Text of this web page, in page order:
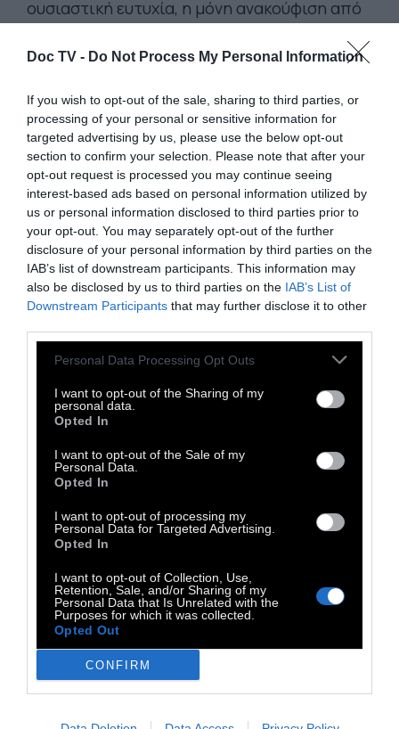
Doc TV - Do Not Process My Personal Information
If you wish to opt-out of the sale, sharing to third parties, or
processing of your personal or sensitive information for
targeted advertising by us, please use the below opt-out
section to confirm your selection. Please note that after your
opt-out request is processed you may continue seeing
interest-based ads based on personal information utilized by
us or personal information disclosed to third parties prior to
your opt-out. You may separately opt-out of the further
disclosure of your personal information by third parties on the
IAB’s list of downstream participants. This information may
also be disclosed by us to third parties on the IAB’s List of
Downstream Participants that may further disclose it to other
Personal Data Processing Opt Outs
I want to opt-out of the Sharing of my
personal data.
Opted In
I want to opt-out of the Sale of my
Personal Data.
Opted In
I want to opt-out of processing my
Personal Data for Targeted Advertising.
Opted In
I want to opt-out of Collection, Use,
Retention, Sale, and/or Sharing of my
Personal Data that Is Unrelated with the
Purposes for which it was collected.
Opted Out
CONFIRM
ουσιαστική ευτυχία, η μόνη ανακούφιση από
τη μέθη. Αλλά αυτό είναι σύμπτωμα μιας
Όπου δεν υπάρχει αυτή η κακοδαιμονία, η
μεγαλύτερη ευτυχία έρχεται με την πλήρη
ανάπτυξη των δυνάμεών σου. Στις στιγμές
που ο νους βρίσκεται σε πλήρη δράση και τα
πιο ελάχιστα πράγματα ξεχνιούνται, στις
στιγμές αυτές βιώνονται οι πιο έντονες
χαρές. Αυτό είναι η λυδία λίθος της ευτυχίας.
Η ευτυχία που χρειάζεται τη μέθη,
οποιασδήποτε μορφής, είναι κίβδηλη και
από την πλήρη άσκηση των δυνάμεών μας
και την πλήρη κατανόηση του κόσμου στον
οποίο ζούμε».
Απόσπασμα από το βιβλίο του Μπέρτραντ
Ράσελ, Κείμενα για τη θρησκεία, εκδ.
Scripta. Ο Μπέρτραντ Άρθουρ Γουίλιαμ Ράσελ
(18 Μαΐου 1872 - 2 Φεβρουαρίου 1970) ήταν
Βρετανός φιλόσοφος, μαθηματικός και
ειρηνιστής. Έκανε κριτική στα πυρηνικά και
στην εισβολή των ΗΠΑ στο Βιετνάμ. Το 1950